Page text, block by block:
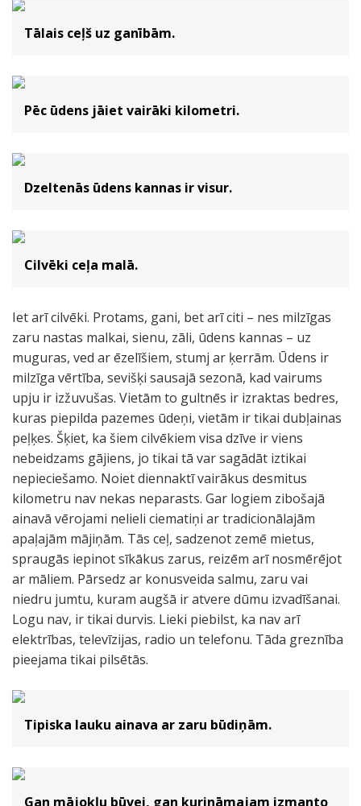
Tālais ceļš uz ganībām.
Pēc ūdens jāiet vairāki kilometri.
Dzeltenās ūdens kannas ir visur.
Cilvēki ceļa malā.
Iet arī cilvēki. Protams, gani, bet arī citi – nes milzīgas
zaru nastas malkai, sienu, zāli, ūdens kannas – uz
muguras, ved ar ēzelīšiem, stumj ar ķerrām. Ūdens ir
milzīga vērtība, sevišķi sausajā sezonā, kad vairums
upju ir izžuvušas. Vietām to gultnēs ir izraktas bedres,
kuras piepilda pazemes ūdeņi, vietām ir tikai dubļainas
peļķes. Šķiet, ka šiem cilvēkiem visa dzīve ir viens
nebeidzams gājiens, jo tikai tā var sagādāt iztikai
nepieciešamo. Noiet diennaktī vairākus desmitus
kilometru nav nekas neparasts. Gar logiem zibošajā
ainavā vērojami nelieli ciematiņi ar tradicionālajām
apaļajām mājiņām. Tās ceļ, sadzenot zemē mietus,
spraugās iepinot sīkākus zarus, reizēm arī nosmērējot
ar māliem. Pārsedz ar konusveida salmu, zaru vai
niedru jumtu, kuram augšā ir atvere dūmu izvadīšanai.
Logu nav, ir tikai durvis. Lieki piebilst, ka nav arī
elektrības, televīzijas, radio un telefonu. Tāda greznība
pieejama tikai pilsētās.
Tipiska lauku ainava ar zaru būdiņām.
Gan mājokļu būvei, gan kurināmajam izmanto